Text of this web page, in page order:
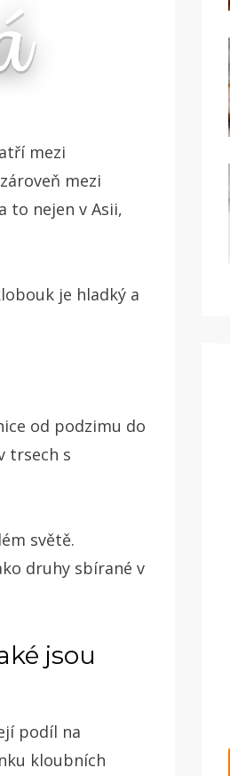
mezi
mezi
to nejen v Asii,
je hladký a
od podzimu do
trsech s
světě.
druhy sbírané v
jsou
podíl na
kloubních